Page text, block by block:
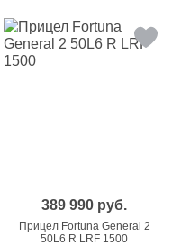
389 990 руб.
Прицел Fortuna General 2
50L6 R LRF 1500